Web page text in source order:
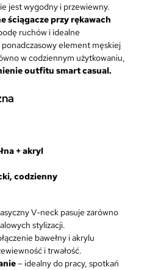
jest wygodny i przewiewny.
ściągaczeprzy rękawach
ruchów i idealne
element męskiej
w codziennym użytkowaniu,
outfitu smart casual.
+ akryl
codzienny
V-neck pasuje zarówno
stylizacji.
bawełny i akrylu
i trwałość.
– idealny do pracy, spotkań